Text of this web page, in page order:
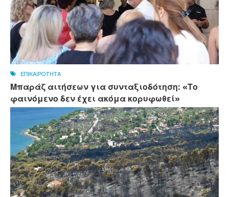
ΕΠΙΚΑΙΡΟΤΗΤΑ
Μπαράζ αιτήσεων για συνταξιοδότηση: «Το
φαινόμενο δεν έχει ακόμα κορυφωθεί»